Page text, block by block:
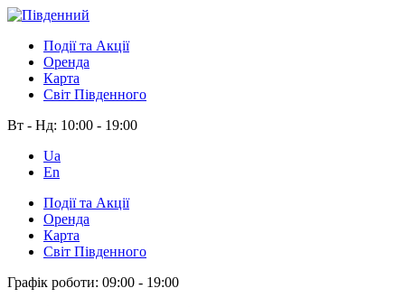
Події та Акції
Оренда
Карта
Світ Південного
Вт - Нд: 10:00 - 19:00
Ua
En
Події та Акції
Оренда
Карта
Світ Південного
Графік роботи: 09:00 - 19:00